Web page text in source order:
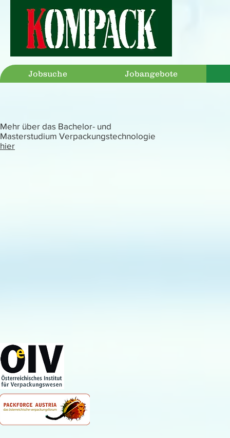
Jobsuche Jobangebote
Mehr über das Bachelor- und
Masterstudium Verpackungstechnologie
hier